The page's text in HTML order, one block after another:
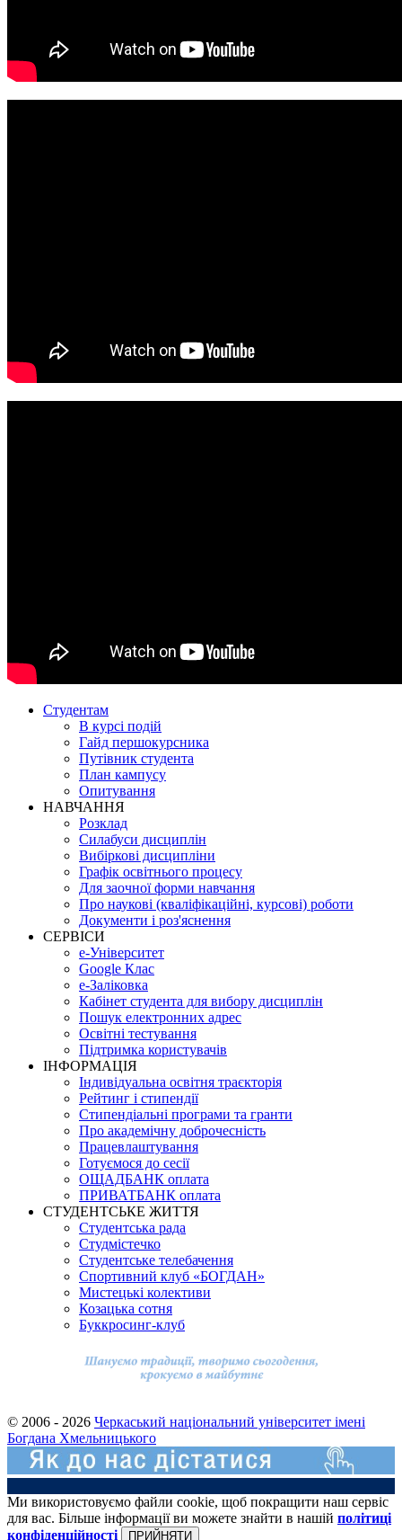
Студентам
В курсі подій
Гайд першокурсника
Путівник студента
План кампусу
Опитування
НАВЧАННЯ
Розклад
Силабуси дисциплін
Вибіркові дисципліни
Графік освітнього процесу
Для заочної форми навчання
Про наукові (кваліфікаційні, курсові) роботи
Документи і роз'яснення
СЕРВІСИ
е-Університет
Google Клас
е-Заліковка
Кабінет студента для вибору дисциплін
Пошук електронних адрес
Освітні тестування
Підтримка користувачів
ІНФОРМАЦІЯ
Індивідуальна освітня траєкторія
Рейтинг і стипендії
Стипендіальні програми та гранти
Про академічну доброчесність
Працевлаштування
Готуємося до сесії
ОЩАДБАНК оплата
ПРИВАТБАНК оплата
СТУДЕНТСЬКЕ ЖИТТЯ
Студентська рада
Студмістечко
Студентське телебачення
Спортивний клуб «БОГДАН»
Мистецькі колективи
Козацька сотня
Буккросинг-клуб
© 2006 - 2026 Черкаський національний університет імені
Богдана Хмельницького
Ми використовуємо файли cookie, щоб покращити наш сервіс
для вас. Більше інформації ви можете знайти в нашій політиці
конфіденційності
ПРИЙНЯТИ